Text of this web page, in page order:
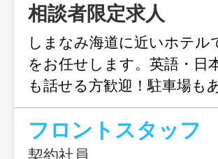
相談者限定求人
しまなみ海道に近いホテ
をお任せします。英語・日
も話せる方歓迎！駐車場も
フロントスタッフ
契約社員